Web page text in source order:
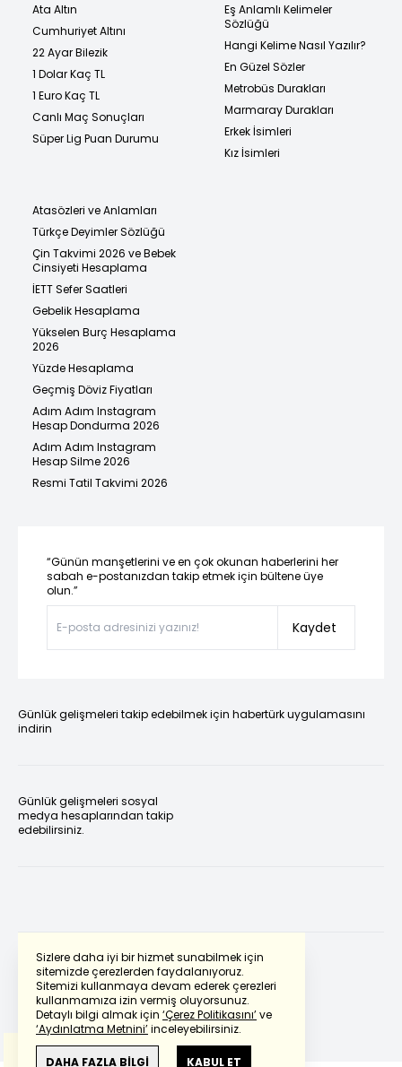
Sizlere daha iyi bir hizmet sunabilmek için
sitemizde çerezlerden faydalanıyoruz.
Sitemizi kullanmaya devam ederek çerezleri
kullanmamıza izin vermiş oluyorsunuz.
Detaylı bilgi almak için ‘Çerez Politikasını’ve
‘Aydınlatma Metnini’inceleyebilirsiniz.
DAHA FAZLA BİLGİ KABUL ET
Ata Altın
Cumhuriyet Altını
22 Ayar Bilezik
1 Dolar Kaç TL
1 Euro Kaç TL
Canlı Maç Sonuçları
Süper Lig Puan Durumu
Eş Anlamlı Kelimeler
Sözlüğü
Hangi Kelime Nasıl Yazılır?
En Güzel Sözler
Metrobüs Durakları
Marmaray Durakları
Erkek İsimleri
Kız İsimleri
Atasözleri ve Anlamları
Türkçe Deyimler Sözlüğü
Çin Takvimi 2026 ve Bebek
Cinsiyeti Hesaplama
İETT Sefer Saatleri
Gebelik Hesaplama
Yükselen Burç Hesaplama
2026
Yüzde Hesaplama
Geçmiş Döviz Fiyatları
Adım Adım Instagram
Hesap Dondurma 2026
Adım Adım Instagram
Hesap Silme 2026
Resmi Tatil Takvimi 2026
“Günün manşetlerini ve en çok okunan haberlerini her
sabah e-postanızdan takip etmek için bültene üye
olun.”
Kaydet
Günlük gelişmeleri takip edebilmek için habertürk uygulamasını
indirin
Günlük gelişmeleri sosyal
medya hesaplarından takip
edebilirsiniz.
Powered by Translate
Bu çevirideGoogle Transletekullanılmıştır.
Anlam ve çeviri hatalarından
haberturk.com